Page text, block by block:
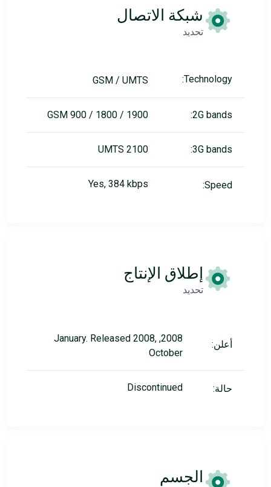
شبكة الاتصال
تحديد
Technology:
GSM / UMTS
2G bands:
GSM 900 / 1800 / 1900
3G bands:
UMTS 2100
Speed:
Yes, 384 kbps
إطلاق الإنتاج
تحديد
أعلن:
2008, January. Released 2008,
October
حالة: Discontinued
الجسم